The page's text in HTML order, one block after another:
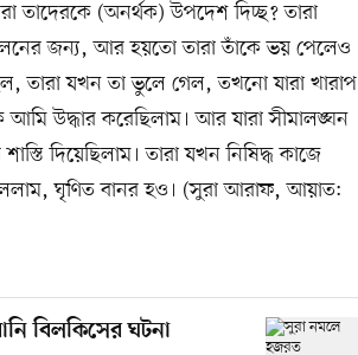
তাদেরকে (অনর্থক) উপদেশ দিচ্ছ? তারা
জন্য, আর হয়তো তারা তাঁকে ভয় পেলেও
তারা যখন তা ভুলে গেল, তখনো যারা খারাপ
উদ্ধার করেছিলাম। আর যারা সীমালঙ্ঘন
দিয়েছিলাম। তারা যখন নিষিদ্ধ কাজে
ঘৃণিত বানর হও। (সুরা আরাফ, আয়াত:
বিলকিসের ঘটনা